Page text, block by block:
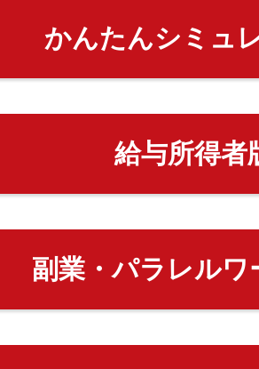
かんたんシミュ
給与所得者
副業・パラレルワ